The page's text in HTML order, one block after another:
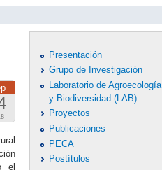
el
Presentación
Grupo de Investigación
Laboratorio de Agroecología
y Biodiversidad (LAB)
Proyectos
Publicaciones
PECA
Postítulos